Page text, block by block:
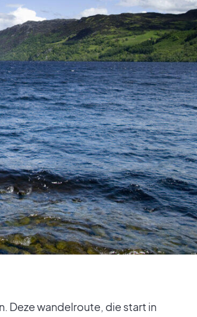
Deze wandelroute, die start in